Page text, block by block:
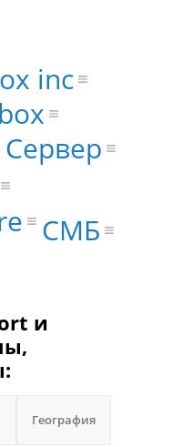
inc
Сервер
СМБ
и
География